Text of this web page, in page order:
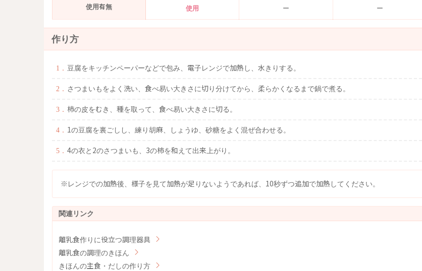
使用有無
使用 ー ー
作り方
豆腐をキッチンペーパーなどで包み、電子レンジで加熱し、水きりする。
さつまいもをよく洗い、食べ易い大きさに切り分けてから、柔らかくなるまで鍋で煮る。
柿の皮をむき、種を取って、食べ易い大きさに切る。
1の豆腐を裏ごしし、練り胡麻、しょうゆ、砂糖をよく混ぜ合わせる。
4の衣と2のさつまいも、3の柿を和えて出来上がり。
※レンジでの加熱後、様子を見て加熱が足りないようであれば、10秒ずつ追加で加熱してください。
離乳食作りに役立つ調理器具
離乳食の調理のきほん
きほんの主食・だしの作り方